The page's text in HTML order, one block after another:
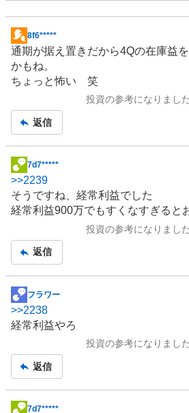
掲
示
板
記
8f6*****
通期が据え置きだから4Qの在庫益
かもね。
ちょっと怖い 笑
投資の参考になりまし
返信
掲
示
板
記
7d7*****
>>2239
そうですね、経常利益でした
経常利益900万でもすくなすぎると
投資の参考になりまし
返信
掲
示
板
フラワー
>>2238
経常利益やろ
投資の参考になりまし
返信
7d7*****